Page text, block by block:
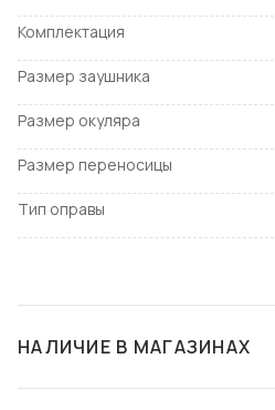
Комплектация
Размер заушника
Размер окуляра
Размер переносицы
Тип оправы
НАЛИЧИЕ В МАГАЗИНАХ